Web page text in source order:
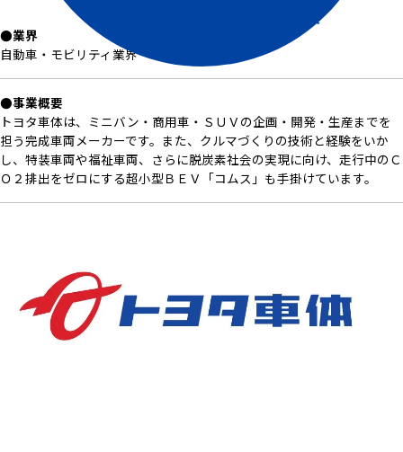
トヨタ車体株式会社 会社概要
●業界
自動車・モビリティ業界
●事業概要
トヨタ車体は、ミニバン・商用車・ＳＵＶの企画・開発・生産までを
担う完成車両メーカーです。また、クルマづくりの技術と経験をいか
し、特装車両や福祉車両、さらに脱炭素社会の実現に向け、走行中のＣ
Ｏ２排出をゼロにする超小型ＢＥＶ「コムス」も手掛けています。